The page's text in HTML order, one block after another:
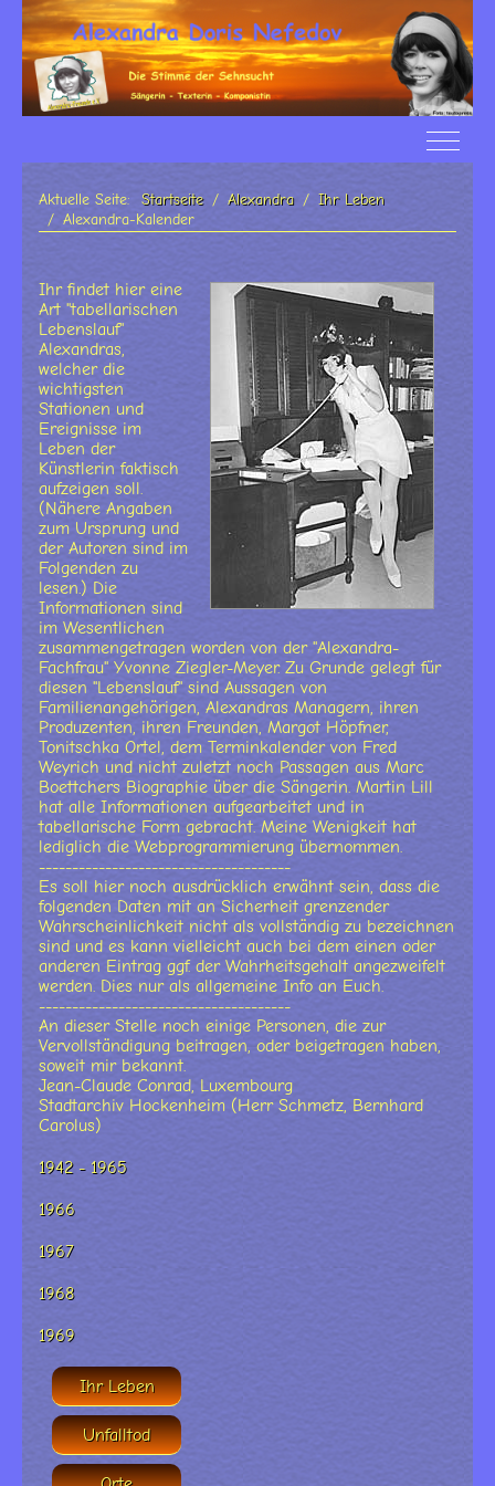
Off-
Ihr Leben
Unfalltod
Aktuelle Seite: Startseite Alexandra
Ihr Leben
Alexandra-Kalender
Ihr findet hier eine
Art "tabellarischen
Lebenslauf"
Alexandras,
welcher die
wichtigsten
Stationen und
Ereignisse im
Leben der
Künstlerin faktisch
aufzeigen soll.
(Nähere Angaben
zum Ursprung und
der Autoren sind im
Folgenden zu
lesen.) Die
Informationen sind
im Wesentlichen
zusammengetragen worden von der "Alexandra-
Fachfrau" Yvonne Ziegler-Meyer. Zu Grunde gelegt für
diesen "Lebenslauf" sind Aussagen von
Familienangehörigen, Alexandras Managern, ihren
Produzenten, ihren Freunden, Margot Höpfner,
Tonitschka Ortel, dem Terminkalender von Fred
Weyrich und nicht zuletzt noch Passagen aus Marc
Boettchers Biographie über die Sängerin. Martin Lill
hat alle Informationen aufgearbeitet und in
tabellarische Form gebracht. Meine Wenigkeit hat
lediglich die Webprogrammierung übernommen.
--------------------------------------
Es soll hier noch ausdrücklich erwähnt sein, dass die
folgenden Daten mit an Sicherheit grenzender
Wahrscheinlichkeit nicht als vollständig zu bezeichnen
sind und es kann vielleicht auch bei dem einen oder
anderen Eintrag ggf. der Wahrheitsgehalt angezweifelt
werden. Dies nur als allgemeine Info an Euch.
--------------------------------------
An dieser Stelle noch einige Personen, die zur
Vervollständigung beitragen, oder beigetragen haben,
soweit mir bekannt.
Jean-Claude Conrad, Luxembourg
Stadtarchiv Hockenheim (Herr Schmetz, Bernhard
Carolus)
1942 - 1965
1966
1967
1968
1969